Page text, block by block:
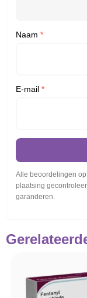
Naam *
E-mail *
Alle beoordelingen
plaatsing
garanderen.